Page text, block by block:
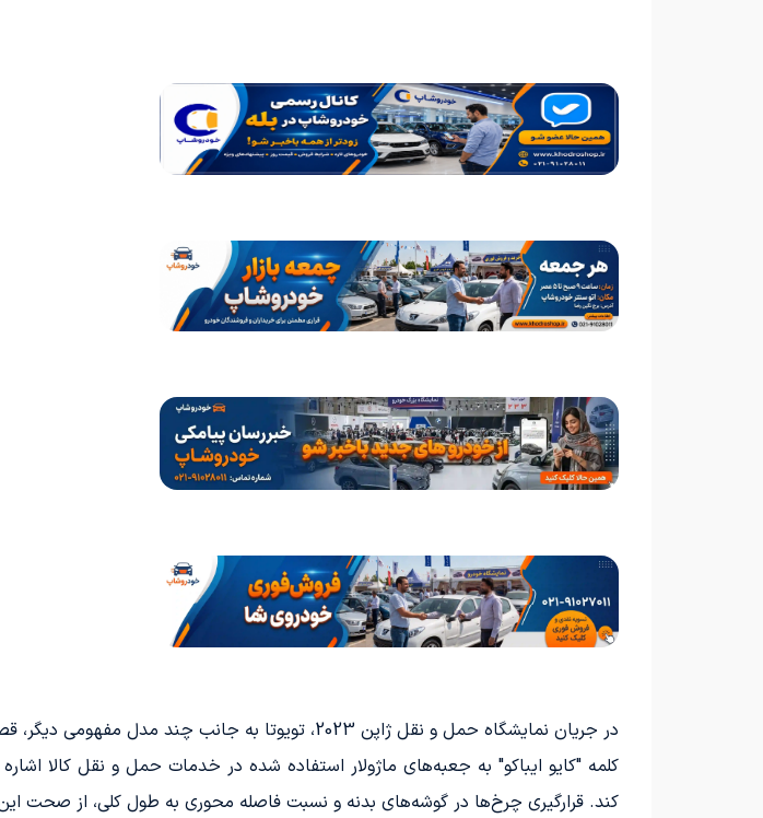
در جریان نمایشگاه حمل و نقل ژاپن 2023، تویوتا به جانب چند مدل مفهومی دیگر، قصد دارد ون کوچک برقی به نام "کایو ایباکو" (Kayoibako) را معرفی کند.
کلمه "کایو ایباکو" به جعبه‌های ماژولار استفاده شده در خدمات حمل و نقل کالا
کند. قرارگیری چرخ‌ها در گوشه‌های بدنه و نسبت فاصله محوری به طول کلی، از صحت